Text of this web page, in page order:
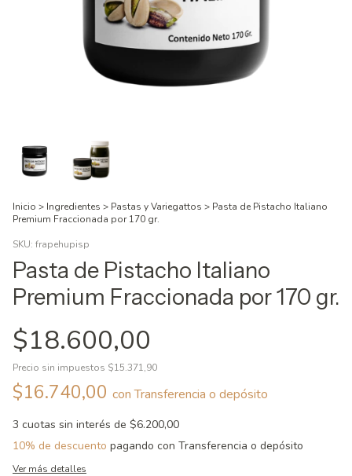
Inicio > Ingredientes > Pastas y Variegattos > Pasta de Pistacho Italiano
Premium Fraccionada por 170 gr.
SKU: frapehupisp
Pasta de Pistacho Italiano
Premium Fraccionada por 170 gr.
$18.600,00
Precio sin impuestos $15.371,90
$16.740,00 con Transferencia o depósito
3 cuotas sin interés de $6.200,00
10% de descuento pagando con Transferencia o depósito
Ver más detalles